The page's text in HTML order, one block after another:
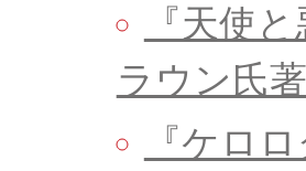
『天使
ラウン氏
『ケロ